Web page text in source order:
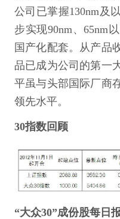
公司已掌握130nm及
步实现90nm、65nm
国产化配套。从产品
品已成为公司的第一
平虽与头部国际厂商
领先水平。
30指数回顾
“大众30”成份股每日